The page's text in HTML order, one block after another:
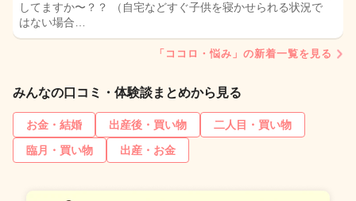
してますか〜？？ （自宅などすぐ子供を寝かせられる状況で
はない場合…
「ココロ・悩み」の新着一覧を見る
みんなの口コミ・体験談まとめから見る
お金・結婚 出産後・買い物
二人目・買い物
臨月・買い物
出産・お金